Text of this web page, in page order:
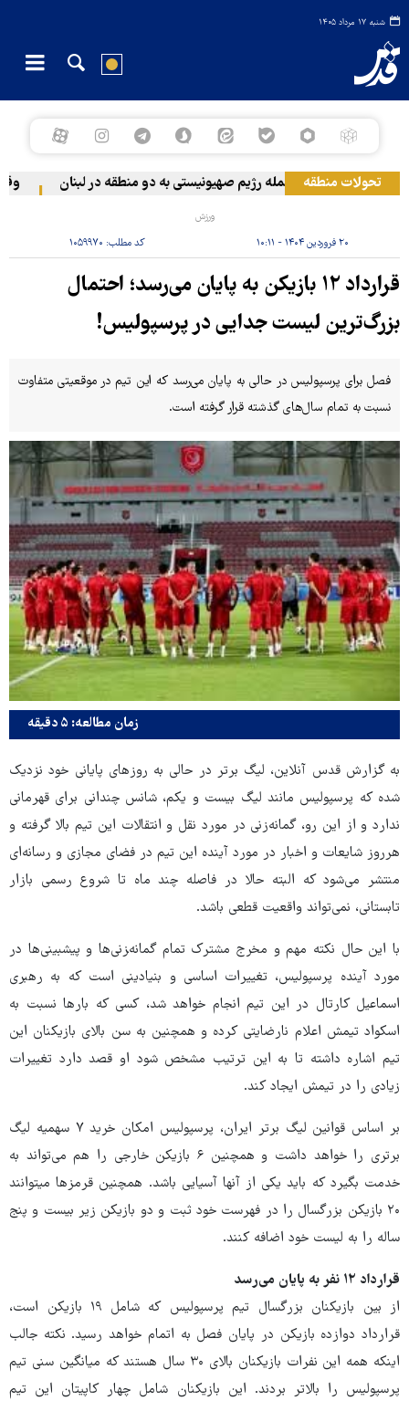
شنبه ۱۷ مرداد ۱۴۰۵
تحولات منطقهحمله رژیم صهیونیستی به دو منطقه در لبنان وقوع
ورزش
۲۰ فروردین ۱۴۰۴ - ۱۰:۱۱ کد مطلب: ۱۰۵۹۹۷۰
قرارداد ۱۲ بازیکن به پایان می‌رسد؛ احتمال
بزرگ‌ترین لیست جدایی در پرسپولیس!
فصل برای پرسپولیس در حالی به پایان می‌رسد که این تیم در موقعیتی متفاوت
نسبت به تمام سال‌های گذشته قرار گرفته است.
زمان مطالعه: ۵ دقیقه
به گزارش قدس آنلاین، لیگ برتر در حالی به روزهای پایانی خود نزدیک
شده که پرسپولیس مانند لیگ بیست و یکم، شانس چندانی برای قهرمانی
ندارد و از این رو، گمانه‌زنی در مورد نقل و انتقالات این تیم بالا گرفته و
هرروز شایعات و اخبار در مورد آینده این تیم در فضای مجازی و رسانه‌ای
منتشر می‌شود که البته حالا در فاصله چند ماه تا شروع رسمی بازار
تابستانی، نمی‌تواند واقعیت قطعی باشد.
با این حال نکته مهم و مخرج مشترک تمام گمانه‌‍زنی‌ها و پیشبینی‌ها در
مورد آینده پرسپولیس، تغییرات اساسی و بنیادینی است که به رهبری
اسماعیل کارتال در این تیم انجام خواهد شد، کسی که بارها نسبت به
اسکواد تیمش اعلام نارضایتی کرده و همچنین به سن بالای بازیکنان این
تیم اشاره داشته تا به این ترتیب مشخص شود او قصد دارد تغییرات
زیادی را در تیمش ایجاد کند.
بر اساس قوانین لیگ برتر ایران، پرسپولیس امکان خرید ۷ سهمیه لیگ
برتری را خواهد داشت و همچنین ۶ بازیکن خارجی را هم می‌تواند به
خدمت بگیرد که باید یکی از آنها آسیایی باشد. همچنین قرمزها میتوانند
۲۰ بازیکن بزرگسال را در فهرست خود ثبت و دو بازیکن زیر بیست و پنج
ساله را به لیست خود اضافه کنند.
قرارداد ۱۲ نفر به پایان می‌رسد
از بین بازیکنان بزرگسال تیم پرسپولیس که شامل ۱۹ بازیکن است،
قرارداد دوازده بازیکن در پایان فصل به اتمام خواهد رسید. نکته جالب
اینکه همه این نفرات بازیکنان بالای ۳۰ سال هستند که میانگین سنی تیم
پرسپولیس را بالاتر بردند. این بازیکنان شامل چهار کاپیتان این تیم